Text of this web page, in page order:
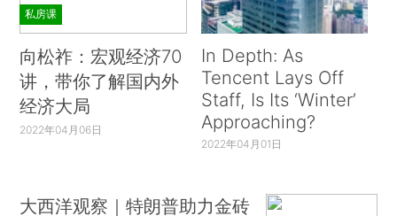
私房课
向松祚：宏观经济70
讲，带你了解国内外
经济大局
2022年04月06日
In Depth: As
Tencent Lays Off
Staff, Is Its ‘Winter’
Approaching?
2022年04月01日
大西洋观察｜特朗普助力金砖